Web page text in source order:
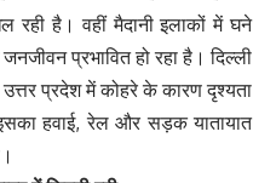
रही है। वहीं मैदानी इलाकों में घने
प्रभावित हो रहा है। दिल्ली
प्रदेश में कोहरे के कारण दृश्यता
हवाई, रेल और सड़क यातायात